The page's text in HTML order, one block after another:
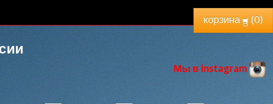
корзина (0)
Мы в Instagram